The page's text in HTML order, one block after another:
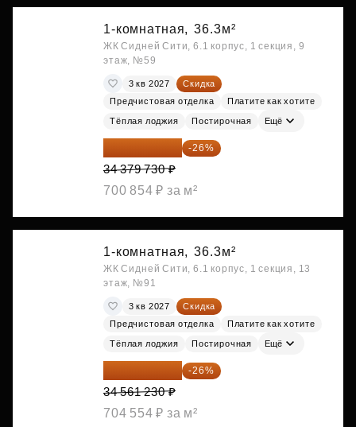
1-комнатная, 36.3м²
ЖК Сидней Сити, 6.1 корпус, 1 секция, 9
этаж, №59
3 кв 2027
Скидка
Предчистовая отделка
Платите как хотите
Тёплая лоджия Постирочная Ещё
25 441 000 ₽ -26%
34 379 730 ₽
700 854 ₽ за м²
1-комнатная, 36.3м²
ЖК Сидней Сити, 6.1 корпус, 1 секция, 13
этаж, №91
3 кв 2027
Скидка
Предчистовая отделка
Платите как хотите
Тёплая лоджия Постирочная Ещё
25 575 310 ₽ -26%
34 561 230 ₽
704 554 ₽ за м²